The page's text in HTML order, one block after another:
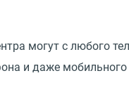
могут с любого
и даже